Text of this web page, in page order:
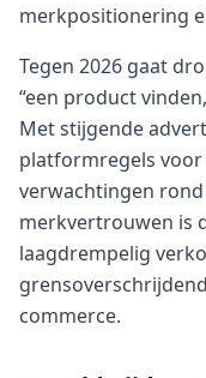
merkpositionering
Tegen 2026 gaat
“een product
Met stijgende
platformregels
verwachtingen
merkvertrouwen is
laagdrempelig
commerce.